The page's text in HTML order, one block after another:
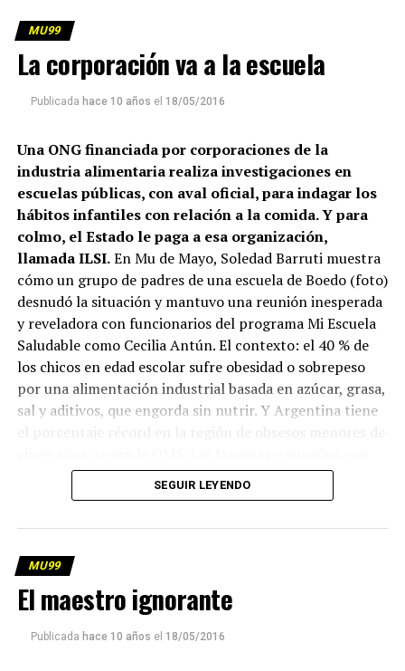
MU99
La corporación va a la escuela
Publicada hace 10 años el 18/05/2016
Una ONG financiada por corporaciones de la
industria alimentaria realiza investigaciones en
escuelas públicas, con aval oficial, para indagar los
hábitos infantiles con relación a la comida. Y para
colmo, el Estado le paga a esa organización,
llamada ILSI.En Mu de Mayo, Soledad Barruti muestra
cómo un grupo de padres de una escuela de Boedo (foto)
desnudó la situación y mantuvo una reunión inesperada
y reveladora con funcionarios del programa Mi Escuela
Saludable como Cecilia Antún. El contexto: el 40 % de
los chicos en edad escolar sufre obesidad o sobrepeso
por una alimentación industrial basada en azúcar, grasa,
sal y aditivos, que engorda sin nutrir. Y Argentina tiene
respecto a cómo encarar ese problema. La opinión de
Florencia Gentile, del Consejo de Derechos de los Niños
(más…)
SEGUIR LEYENDO
MU99
El maestro ignorante
Publicada hace 10 años el 18/05/2016